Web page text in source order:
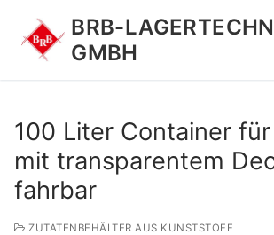
Inhalt
springen
BRB-
GMBH
100 Liter Container
mit transparentem
fahrbar
ZUTATENBEHÄLTER AUS KUNSTSTOFF